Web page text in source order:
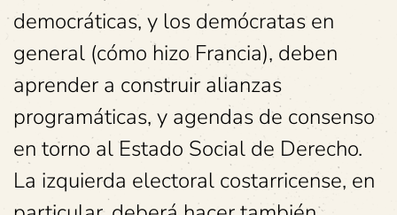
democráticas, y los demócratas en
general (cómo hizo Francia), deben
aprender a construir alianzas
programáticas, y agendas de consenso
en torno al Estado Social de Derecho.
La izquierda electoral costarricense, en